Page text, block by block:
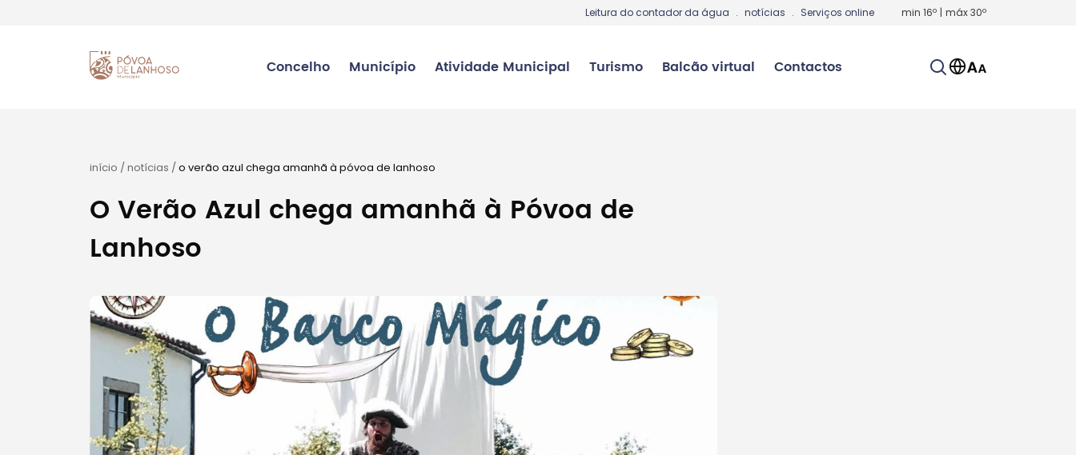
Leitura do contador da água . notícias . Serviços online min 16º | máx30º
Concelho Município Atividade Municipal Turismo Balcão virtual Contactos
início /notícias /o verão azul chega amanhã à póvoa de lanhoso
O Verão Azul chega amanhã à Póvoa de
Lanhoso